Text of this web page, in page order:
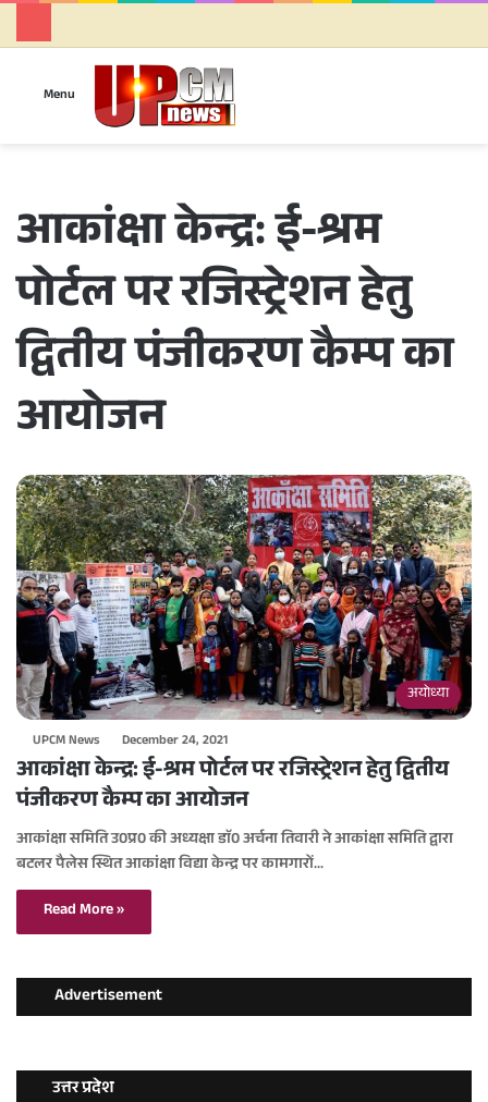
Menu
आकांक्षा केन्द्र: ई-श्रम
पोर्टल पर रजिस्ट्रेशन हेतु
द्वितीय पंजीकरण कैम्प का
आयोजन
अयोध्या
UPCM News December 24, 2021
आकांक्षा केन्द्र: ई-श्रम पोर्टल पर रजिस्ट्रेशन हेतु द्वितीय
पंजीकरण कैम्प का आयोजन
आकांक्षा समिति उ0प्र0 की अध्यक्षा डाॅ0 अर्चना तिवारी ने आकांक्षा समिति द्वारा
बटलर पैलेस स्थित आकांक्षा विद्या केन्द्र पर कामगारों…
Read More »
Advertisement
उत्तर प्रदेश